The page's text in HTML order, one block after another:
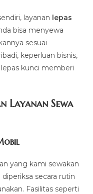
layanan lepas
bisa menyewa
sesuai
keperluan bisnis,
kunci memberi
Layanan Sewa
yang kami sewakan
secara rutin
Fasilitas seperti